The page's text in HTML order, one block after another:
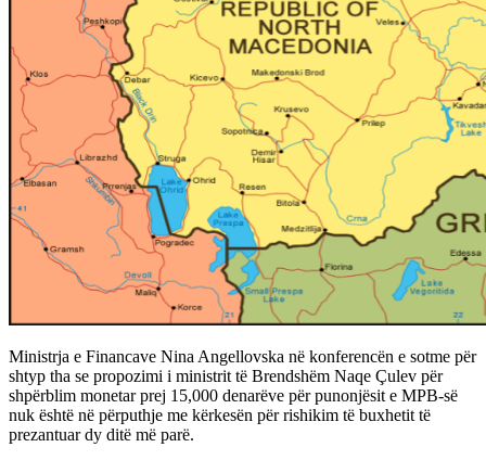
Ministrja e Financave Nina Angellovska në konferencën e sotme për
shtyp tha se propozimi i ministrit të Brendshëm Naqe Çulev për
shpërblim monetar prej 15,000 denarëve për punonjësit e MPB-së
nuk është në përputhje me kërkesën për rishikim të buxhetit të
prezantuar dy ditë më parë.